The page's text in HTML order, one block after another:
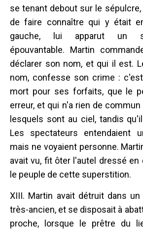
se tenant debout sur le
de faire connaître qui y était
gauche, lui apparut un
épouvantable. Martin
déclarer son nom, et qui il est.
nom, confesse son crime :
mort pour ses forfaits, que le
erreur, et qui n'a rien de
lesquels sont au ciel, tandis
Les spectateurs entendaient
mais ne voyaient personne.
avait vu, fit ôter l'autel dressé en
le peuple de cette superstition.
XIII. Martin avait détruit dans
très-ancien, et se disposait à
proche, lorsque le prêtre du